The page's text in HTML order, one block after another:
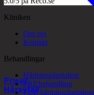
Priser
Håravfall
Kliniken
Om oss
Kontakt
Behandlingar
Hårtransplantation
PRP behandling
FUE hårtransplantation